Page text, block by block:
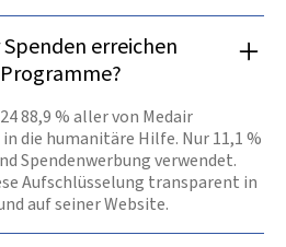
erreichen
88,9 % aller von Medair
die humanitäre Hilfe. Nur 11,1 %
Spendenwerbung verwendet.
Aufschlüsselung transparent in
auf seiner Website.